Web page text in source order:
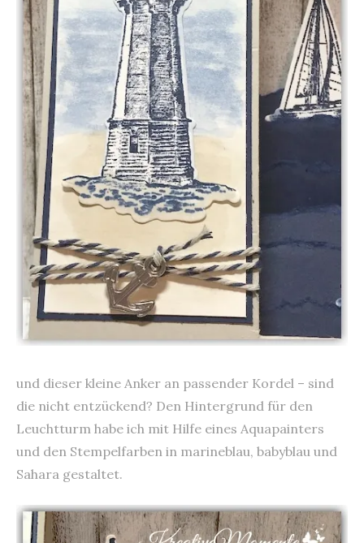
und dieser kleine Anker an passender Kordel – sind
die nicht entzückend? Den Hintergrund für den
Leuchtturm habe ich mit Hilfe eines Aquapainters
und den Stempelfarben in marineblau, babyblau und
Sahara gestaltet.